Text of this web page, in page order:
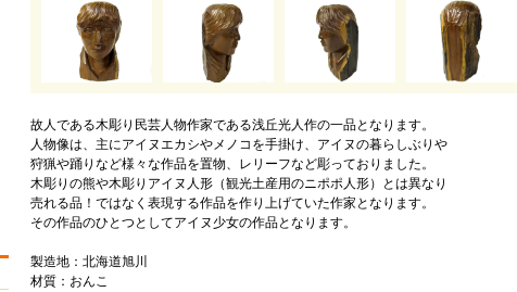
故人である木彫り民芸人物作家である浅丘光人作の一品となります。
人物像は、主にアイヌエカシやメノコを手掛け、アイヌの暮らしぶりや
狩猟や踊りなど様々な作品を置物、レリーフなど彫っておりました。
木彫りの熊や木彫りアイヌ人形（観光土産用のニポポ人形）とは異なり
売れる品！ではなく表現する作品を作り上げていた作家となります。
その作品のひとつとしてアイヌ少女の作品となります。
製造地：北海道旭川
材質：おんこ